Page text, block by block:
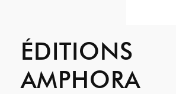
ÉDITIONS
AMPHORA